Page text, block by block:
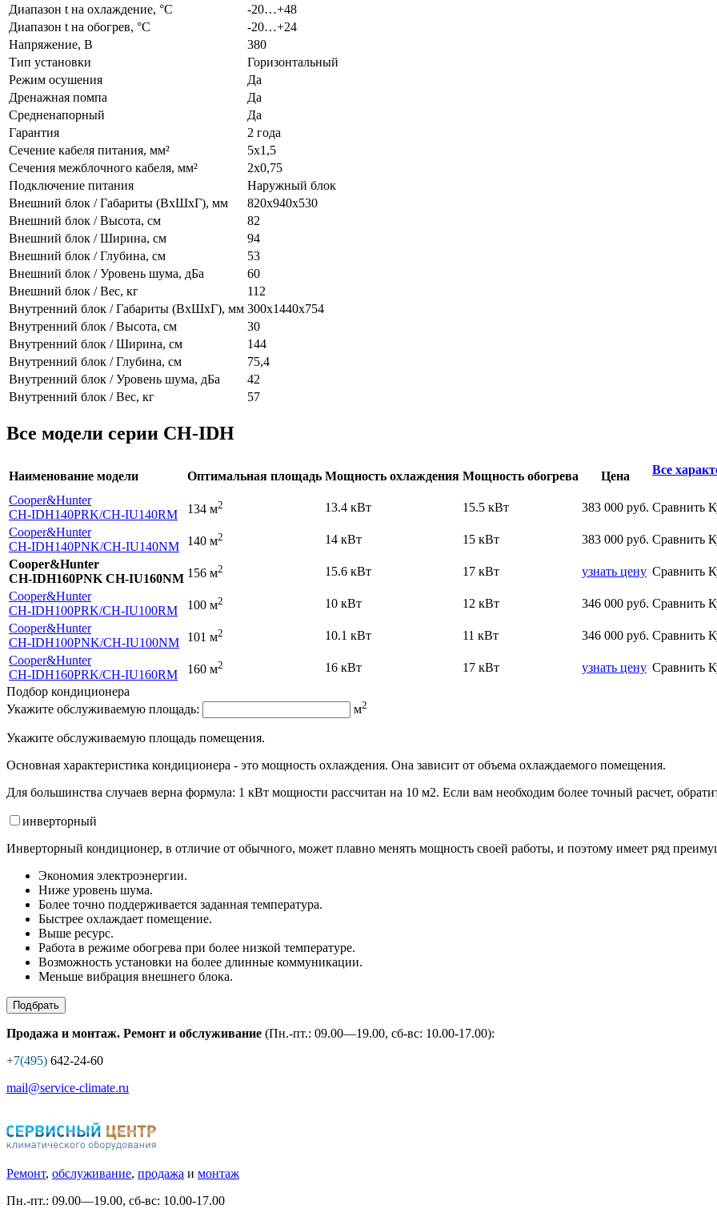
Диапазон t на охлаждение, °С
-20…+48
Диапазон t на обогрев, °С
-20…+24
Напряжение, В
380
Тип установки
Горизонтальный
Режим осушения
Да
Дренажная помпа
Да
Средненапорный
Да
Гарантия
2 года
Сечение кабеля питания, мм²
5x1,5
Сечения межблочного кабеля, мм²
2x0,75
Подключение питания
Наружный блок
Внешний блок / Габариты (ВхШхГ), мм
820x940x530
Внешний блок / Высота, см
82
Внешний блок / Ширина, см
94
Внешний блок / Глубина, см
53
Внешний блок / Уровень шума, дБа
60
Внешний блок / Вес, кг
112
Внутренний блок / Габариты (ВхШхГ), мм 300x1440x754
Внутренний блок / Высота, см
30
Внутренний блок / Ширина, см
144
Внутренний блок / Глубина, см
75,4
Внутренний блок / Уровень шума, дБа
42
Внутренний блок / Вес, кг
57
Все модели серии CH-IDH
Наименование модели Оптимальная площадь Мощность охлаждения Мощность обогрева Цена Все
Cooper&Hunter
CH-IDH140PRK/CH-IU140RM 134 м2 13.4 кВт 15.5 кВт 383 000 руб. Сравнить
Cooper&Hunter
CH-IDH140PNK/CH-IU140NM 140 м2 14 кВт 15 кВт 383 000 руб. Сравнить
Cooper&Hunter
CH-IDH160PNK CH-IU160NM 156 м2 15.6 кВт 17 кВт узнать цену Сравнить
Cooper&Hunter
CH-IDH100PRK/CH-IU100RM 100 м2 10 кВт 12 кВт 346 000 руб. Сравнить
Cooper&Hunter
CH-IDH100PNK/CH-IU100NM 101 м2 10.1 кВт 11 кВт 346 000 руб. Сравнить
Cooper&Hunter
CH-IDH160PRK/CH-IU160RM 160 м2 16 кВт 17 кВт узнать цену Сравнить
Подбор кондиционера
Укажите обслуживаемую площадь:
м2
Укажите обслуживаемую площадь помещения.
Основная характеристика кондиционера - это мощность охлаждения. Она зависит от объема охлаждаемого помещения.
Для большинства случаев верна формула: 1 кВт мощности рассчитан на 10 м2. Если вам необходим более точный расчет,
инверторный
Инверторный кондиционер, в отличие от обычного, может плавно менять мощность своей работы, и поэтому имеет ряд
Экономия электроэнергии.
Ниже уровень шума.
Более точно поддерживается заданная температура.
Быстрее охлаждает помещение.
Выше ресурс.
Работа в режиме обогрева при более низкой температуре.
Возможность установки на более длинные коммуникации.
Меньше вибрация внешнего блока.
Подбрать
Продажа и монтаж. Ремонт и обслуживание (Пн.-пт.: 09.00—19.00, сб-вс: 10.00-17.00):
+7(495) 642-24-60
mail@service-climate.ru
Ремонт, обслуживание, продажа и монтаж
Пн.-пт.: 09.00—19.00, сб-вс: 10.00-17.00